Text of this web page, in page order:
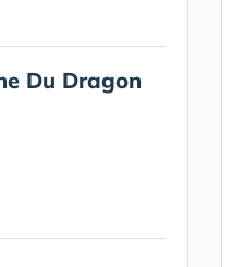
Du Dragon